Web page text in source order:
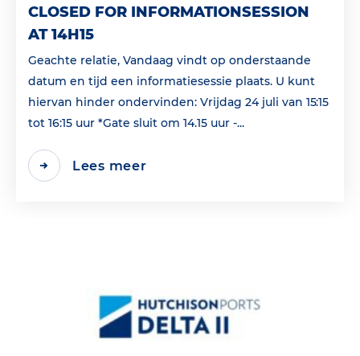
CLOSED FOR INFORMATIONSESSION
AT 14H15
Geachte relatie, Vandaag vindt op onderstaande
datum en tijd een informatiesessie plaats. U kunt
hiervan hinder ondervinden: Vrijdag 24 juli van 15:15
tot 16:15 uur *Gate sluit om 14.15 uur -...
Lees meer